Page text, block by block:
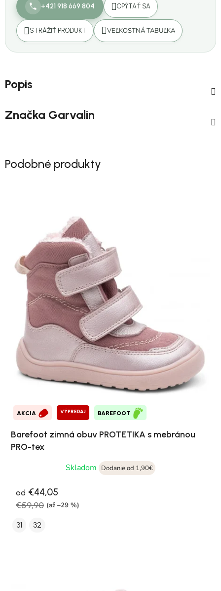
+421 918 669 804 OPÝTAŤ SA
STRÁŽIŤ PRODUKT VEĽKOSTNÁ TABUĽKA
Popis
Značka Garvalin
Podobné produkty
AKCIA VÝPREDAJ BAREFOOT
Barefoot zimná obuv PROTETIKA s mebránou
PRO-tex
Skladom
Dodanie od 1,90€
od €44,05
€59,90 (až –29 %)
31 32